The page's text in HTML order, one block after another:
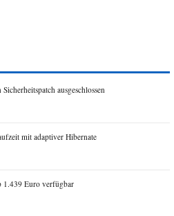
ausgeschlossen
mit adaptiver Hibernate
1.439 Euro verfügbar